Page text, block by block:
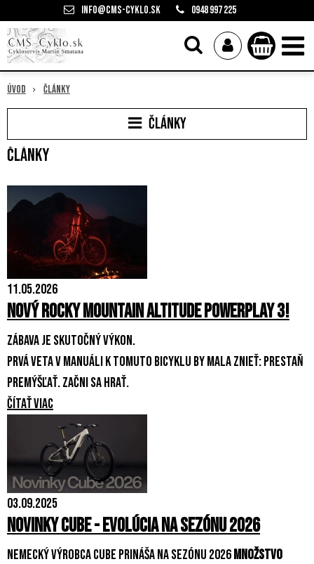
info@cms-cyklo.sk 0948 997 225
Úvod Články
Články
Články
11.05.2026
Nový Rocky Mountain Altitude Powerplay 3!
Zábava je skutočný výkon.
Prvá veta v manuáli k tomuto bicyklu by mala znieť: Prestaň
premýšľať. Začni sa hrať.
Čítať viac
03.09.2025
Novinky Cube - evolúcia na sezónu 2026
Nemecký výrobca Cube prináša na sezónu 2026množstvo